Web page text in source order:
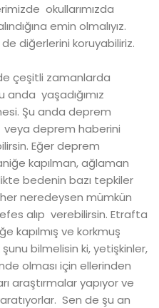
okullarımızda
emin olmalıyız.
diğerlerini koruyabiliriz.
çeşitli zamanlarda
yaşadığımız
Şu anda deprem
veya deprem haberini
Eğer deprem
kapılman, ağlaman
bedenin bazı tepkiler
neredeysen mümkün
alıp verebilirsin. Etrafta
kapılmış ve korkmuş
bilmelisin ki, yetişkinler,
olması için ellerinden
araştırmalar yapıyor ve
Sen de şu an